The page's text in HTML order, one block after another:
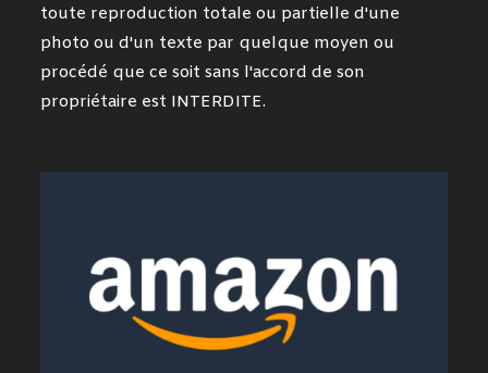
toute reproduction totale ou partielle d'une
photo ou d'un texte par quelque moyen ou
procédé que ce soit sans l'accord de son
propriétaire est INTERDITE.